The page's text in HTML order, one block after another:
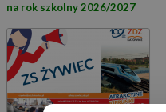
na rok szkolny 2026/2027